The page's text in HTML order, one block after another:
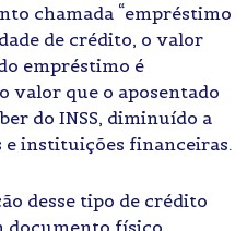
chamada “empréstimo
de crédito, o valor
empréstimo é
valor que o aposentado
do INSS, diminuído a
e instituições financeiras.
desse tipo de crédito
documento físico,